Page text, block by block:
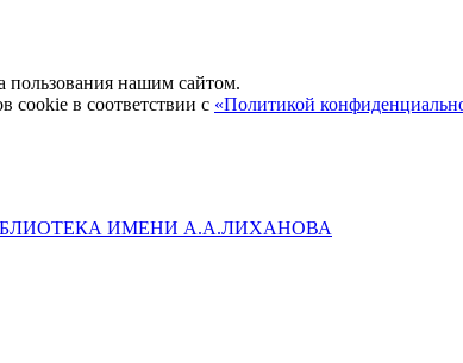
нашим сайтом.
cookie в соответствии с «Политикой
ИМЕНИ А.А.ЛИХАНОВА